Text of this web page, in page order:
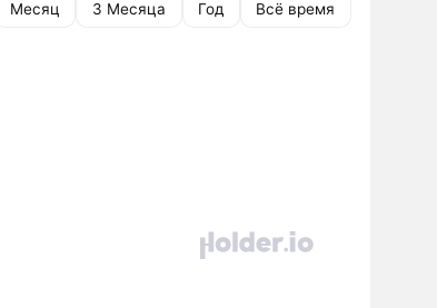
Месяц 3 Месяца Год Всё время